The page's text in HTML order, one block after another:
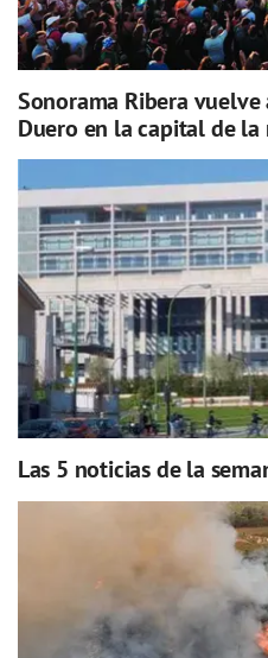
Sonorama Ribera
Duero en la capital de la
Las 5 noticias de la